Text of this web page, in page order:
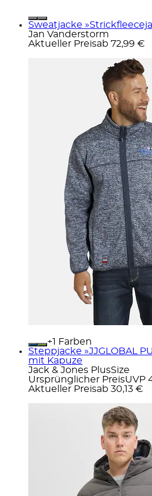
Sweatjacke
Jan Vanderstorm
Aktueller Preisab 72,99 €
+
Farben
Steppjacke »JJGLOBAL
mit Kapuze
Jack & Jones PlusSize
Ursprünglicher PreisUVP
Aktueller Preisab 30,13 €